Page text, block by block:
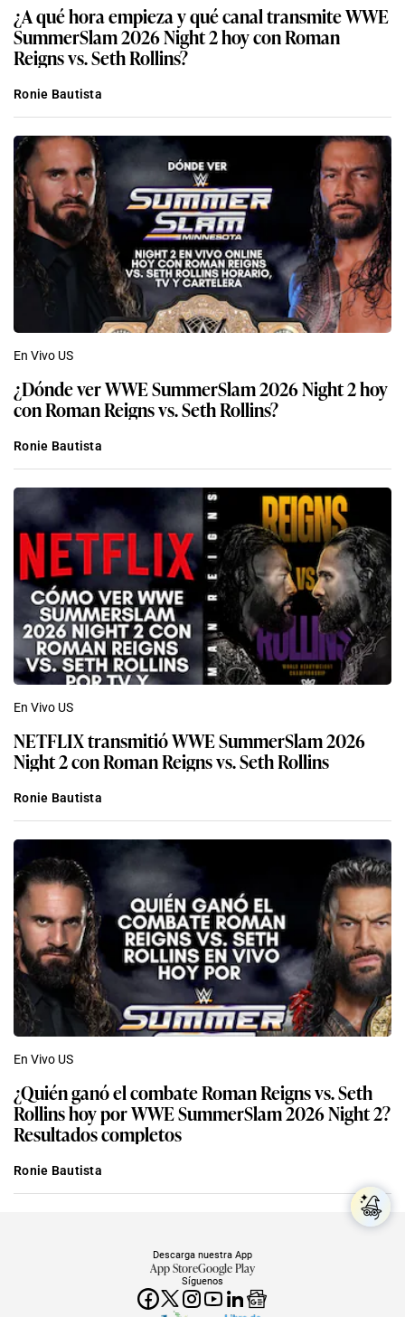
¿A qué hora empieza y qué canal transmite WWE
SummerSlam 2026 Night 2 hoy con Roman
Reigns vs. Seth Rollins?
Ronie Bautista
En Vivo US
¿Dónde ver WWE SummerSlam 2026 Night 2 hoy
con Roman Reigns vs. Seth Rollins?
Ronie Bautista
En Vivo US
NETFLIX transmitió WWE SummerSlam 2026
Night 2 con Roman Reigns vs. Seth Rollins
Ronie Bautista
En Vivo US
¿Quién ganó el combate Roman Reigns vs. Seth
Rollins hoy por WWE SummerSlam 2026 Night 2?
Resultados completos
Ronie Bautista
Síguenos
Descarga nuestra App
App StoreGoogle Play